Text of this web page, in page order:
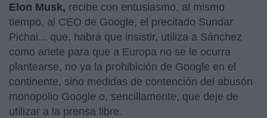
Elon Musk, recibe con entusiasmo, al mismo
tiempo, al CEO de Google, el precitado Sundar
Pichai... que, habrá que insistir, utiliza a Sánchez
como ariete para que a Europa no se le ocurra
plantearse, no ya la prohibición de Google en el
continente, sino medidas de contención del abusón
monopolio Google o, sencillamente, que deje de
utilizar a la prensa libre.